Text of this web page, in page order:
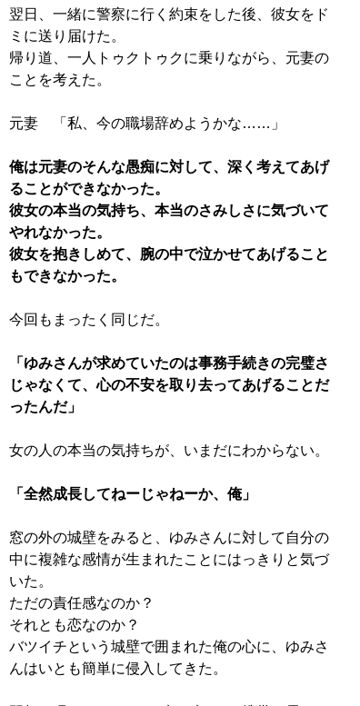
翌日、一緒に警察に行く約束をした後、彼女をド
ミに送り届けた。
帰り道、一人トゥクトゥクに乗りながら、元妻の
ことを考えた。
元妻 「私、今の職場辞めようかな……」
俺は元妻のそんな愚痴に対して、深く考えてあげ
ることができなかった。
彼女の本当の気持ち、本当のさみしさに気づいて
やれなかった。
彼女を抱きしめて、腕の中で泣かせてあげること
もできなかった。
今回もまったく同じだ。
「ゆみさんが求めていたのは事務手続きの完璧さ
じゃなくて、心の不安を取り去ってあげることだ
ったんだ」
女の人の本当の気持ちが、いまだにわからない。
「全然成長してねーじゃねーか、俺」
窓の外の城壁をみると、ゆみさんに対して自分の
中に複雑な感情が生まれたことにはっきりと気づ
いた。
ただの責任感なのか？
それとも恋なのか？
バツイチという城壁で囲まれた俺の心に、ゆみさ
んはいとも簡単に侵入してきた。